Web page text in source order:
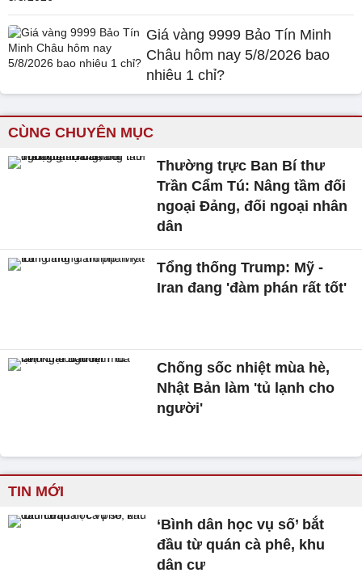
Giá vàng 9999 Bảo Tín Minh
Châu hôm nay 5/8/2026 bao
nhiêu 1 chỉ?
CÙNG CHUYÊN MỤC
Thường trực Ban Bí thư
Trần Cẩm Tú: Nâng tầm đối
ngoại Đảng, đối ngoại nhân
dân
Tổng thống Trump: Mỹ -
Iran đang 'đàm phán rất tốt'
Chống sốc nhiệt mùa hè,
Nhật Bản làm 'tủ lạnh cho
người'
TIN MỚI
‘Bình dân học vụ số’ bắt
đầu từ quán cà phê, khu
dân cư